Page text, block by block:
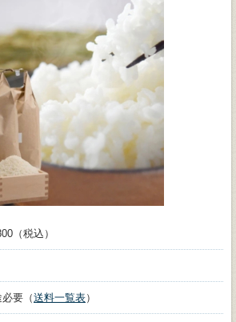
（税込）
必要（送料一覧表）